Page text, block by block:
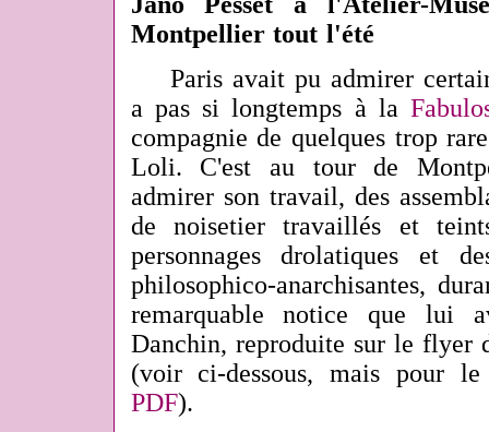
Montpellier tout l'été
Paris avait pu admirer
a pas si longtemps à la
compagnie de quelques trop
Loli. C'est au tour de
admirer son travail, des
de noisetier travaillés et
personnages drolatiques et
philosophico-anarchisantes,
remarquable notice que lui
Danchin, reproduite sur le flyer
(voir ci-dessous, mais pour
PDF).